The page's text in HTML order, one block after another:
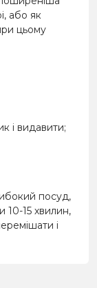
або як
цьому
і видавити;
посуд,
10-15 хвилин,
і